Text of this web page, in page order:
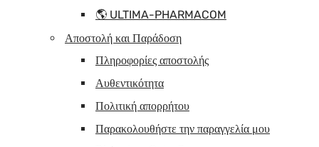
🌎 ULTIMA-PHARMACOM
Αποστολή και Παράδοση
Πληροφορίες αποστολής
Αυθεντικότητα
Πολιτική απορρήτου
Παρακολουθήστε την παραγγελία μου